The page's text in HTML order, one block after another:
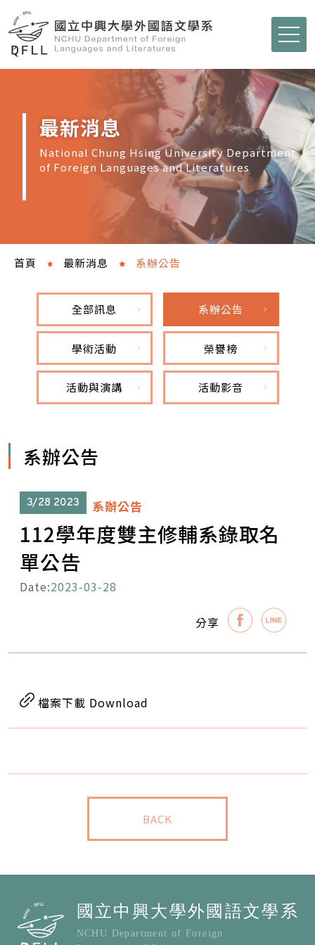
最新消息
National Chung Hsing University Department
of Foreign Languages and Literatures
首頁 最新消息 系辦公告
全部訊息 系辦公告
學術活動 榮譽榜
活動與演講 活動影音
系辦公告
3/28 2023 系辦公告
112學年度雙主修輔系錄取名
單公告
Date:2023-03-28
分享
檔案下載 Download
BACK